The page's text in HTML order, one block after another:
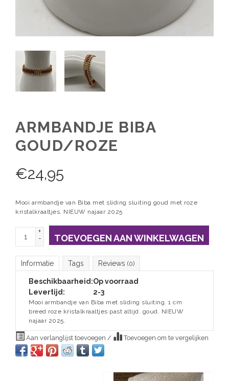
ARMBANDJE BIBA
GOUD/ROZE
€24,95
Mooi armbandje van Biba met sliding sluiting goud met roze
kristalkraaltjes. NIEUW najaar 2025
+
-
TOEVOEGEN AAN WINKELWAGEN
Informatie Tags Reviews (0)
Beschikbaarheid:Op voorraad
Levertijd:
2-3
Mooi armbandje van Biba met sliding sluiting. 1 cm
breed roze kristalkraaltjes past altijd. goud. NIEUW
najaar 2025.
Aan verlanglijst toevoegen / Toevoegen om te vergelijken